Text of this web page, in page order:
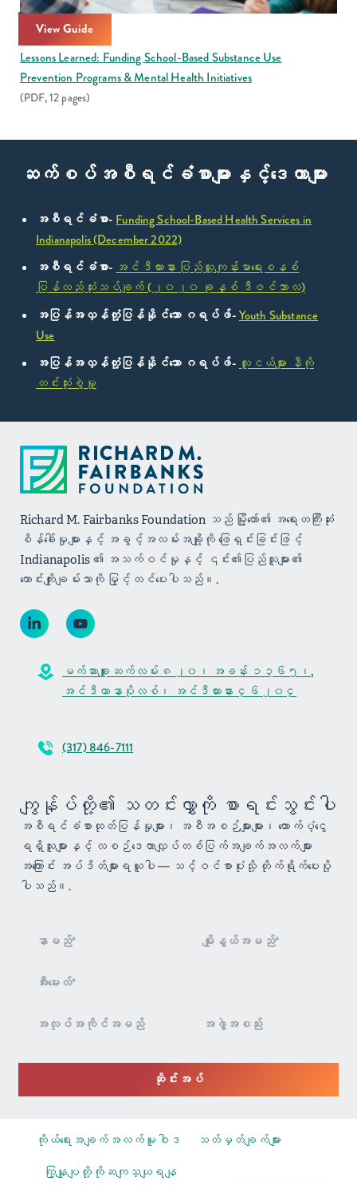
View Guide
Lessons Learned: Funding School-Based Substance Use
Prevention Programs & Mental Health Initiatives
(PDF, 12 pages)
ဆက်စပ်အစီရင်ခံစာများနှင့်ဒေတာများ
အစီရင်ခံစာ- Funding School-Based Health Services in
Indianapolis (December 2022)
အစီရင်ခံစာ- အင်ဒီယားနား ပြည်သူ့ကျန်းမာရေးစနစ်
ပြန်လည်သုံးသပ်ချက် (၂၀၂၀ ခုနှစ် ဒီဇင်ဘာလ)
အပြန်အလှန်တုံ့ပြန်နိုင်သော ဂရပ်ဖ်-Youth Substance
Use
အပြန်အလှန်တုံ့ပြန်နိုင်သော ဂရပ်ဖ်- လူငယ်များ နီကို
တင်းသုံးစွဲမှု
Richard M. Fairbanks Foundation သည် မြို့တော်၏ အရေးတကြီးဆုံး
စိန်ခေါ်မှုများနှင့် အခွင့်အလမ်းအချို့ကို ဖြေရှင်းခြင်းဖြင့်
Indianapolis ၏ အသက်ဝင်မှုနှင့် ၎င်း၏ပြည်သူများ၏
ကောင်းကျိုးချမ်းသာကို မြှင့်တင်ပေးပါသည်။.
မက်ဆာချူးဆက်လမ်း ၈၂၀၊ အခန်း ၁၃၆၅၊,
အင်ဒီယာနာပိုလစ်၊ အင်ဒီယားနား ၄၆၂၀၄
(317) 846-7111
ကျွန်ုပ်တို့၏ သတင်းလွှာကို စာရင်းသွင်းပါ
အစီရင်ခံစာထုတ်ပြန်မှုများ၊ အစီအစဉ်များများ၊ ထောက်ပံ့ငွေ
ရရှိသူများနှင့် လစဉ်ဒေတာလျှပ်တစ်ပြက်အချက်အလက်များ
အကြောင်း အပ်ဒိတ်များရယူပါ — သင့်ဝင်စာပုံးသို့ တိုက်ရိုက်ပေးပို့
ပါသည်။.
သတင်းလွှာ
သွင်းခြင်း
ဆိုင်းအပ်
ကိုယ်ရေးအချက်အလက်မူဝါဒ
သတ်မှတ်ချက်များ
ကြှနျုပျတို့ကိုဆကျသှယျရနျ